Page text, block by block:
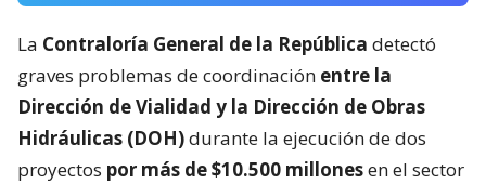
La Contraloría General de la República detectó
graves problemas de coordinación entre la
Dirección de Vialidad y la Dirección de Obras
Hidráulicas (DOH)durante la ejecución de dos
proyectos por más de $10.500 millonesen el sector